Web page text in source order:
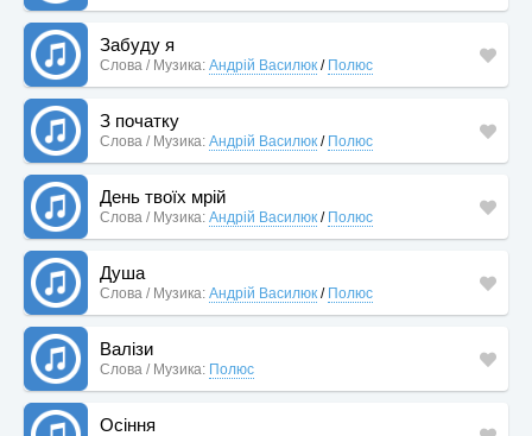
Забуду я
Слова / Музика: Андрій Василюк / Полюс
З початку
Слова / Музика: Андрій Василюк / Полюс
День твоїх мрій
Слова / Музика: Андрій Василюк / Полюс
Душа
Слова / Музика: Андрій Василюк / Полюс
Валізи
Слова / Музика: Полюс
Осіння